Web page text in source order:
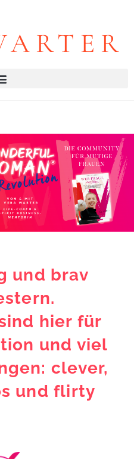
und brav
hier für
und viel
clever,
und flirty